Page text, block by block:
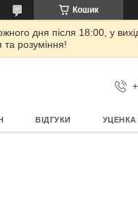
Кошик
дня після 18:00, у
та розуміння!
ВІДГУКИ УЦЕНКА